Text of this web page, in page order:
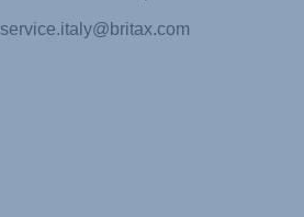
service.italy@britax.com